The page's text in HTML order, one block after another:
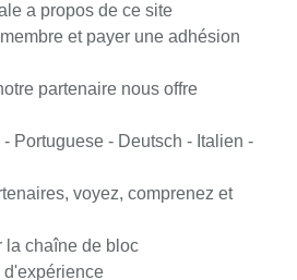
a propos de ce site
et payer une adhésion
partenaire nous offre
Portuguese - Deutsch - Italien -
voyez, comprenez et
la chaîne de bloc
d'expérience